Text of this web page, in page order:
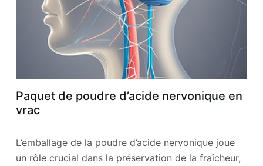
Paquet de poudre d’acide nervonique en
vrac
L’emballage de la poudre d’acide nervonique joue
un rôle crucial dans la préservation de la fraîcheur,